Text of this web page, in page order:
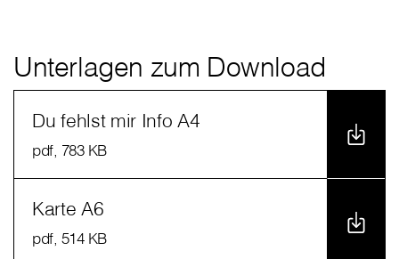
Unterlagen zum Download
Du fehlst mir Info A4
pdf, 783 KB
Karte A6
pdf, 514 KB